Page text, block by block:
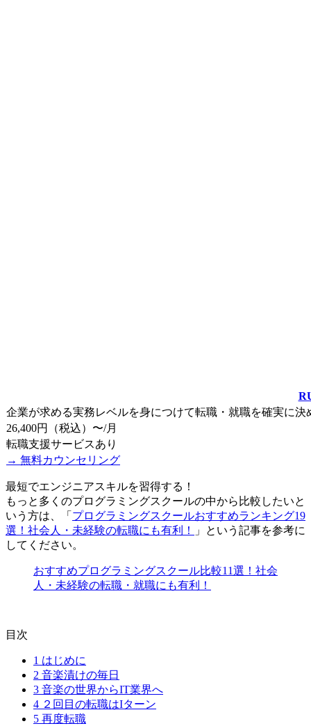
企業が求める実務レベルを身につけて転職・就職を確実に決
26,400円（税込）〜/月
転職支援サービスあり
→ 無料カウンセリング
最短でエンジニアスキルを習得する！
もっと多くのプログラミングスクールの中から比較したいと
いう方は、「 プログラミングスクールおすすめランキング19
選！社会人・未経験の転職にも有利！
」という記事を参考に
してください。
おすすめプログラミングスクール比較11選！社会
人・未経験の転職・就職にも有利！
目次
1 はじめに
2 音楽漬けの毎日
3 音楽の世界からIT業界へ
4 ２回目の転職はIターン
5 再度転職